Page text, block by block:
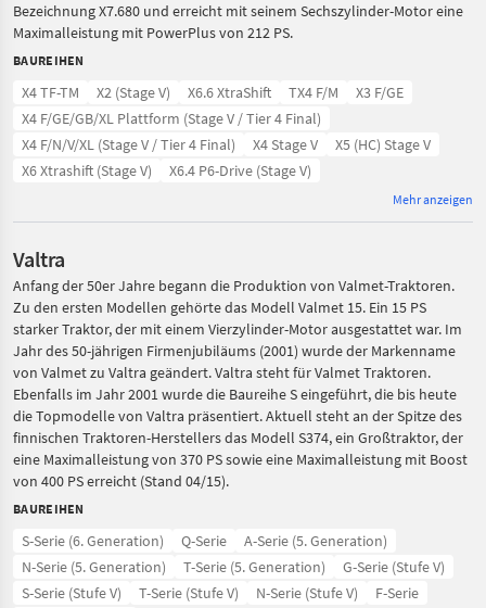
Bezeichnung X7.680 und erreicht mit seinem Sechszylinder-Motor eine
Maximalleistung mit PowerPlus von 212 PS.
BAUREIHEN
X4 TF-TM X2 (Stage V) X6.6 XtraShift TX4 F/M
X3 F/GE
X4 F/GE/GB/XL Plattform (Stage V / Tier 4 Final)
X4 F/N/V/XL (Stage V / Tier 4 Final)
X4 Stage V
X5 (HC) Stage V
X6 Xtrashift (Stage V)
X6.4 P6-Drive (Stage V)
Mehr anzeigen
Valtra
Anfang der 50er Jahre begann die Produktion von Valmet-Traktoren.
Zu den ersten Modellen gehörte das Modell Valmet 15. Ein 15 PS
starker Traktor, der mit einem Vierzylinder-Motor ausgestattet war. Im
Jahr des 50-jährigen Firmenjubiläums (2001) wurde der Markenname
von Valmet zu Valtra geändert. Valtra steht für Valmet Traktoren.
Ebenfalls im Jahr 2001 wurde die Baureihe S eingeführt, die bis heute
die Topmodelle von Valtra präsentiert. Aktuell steht an der Spitze des
finnischen Traktoren-Herstellers das Modell S374, ein Großtraktor, der
eine Maximalleistung von 370 PS sowie eine Maximalleistung mit Boost
von 400 PS erreicht (Stand 04/15).
BAUREIHEN
S-Serie (6. Generation) Q-Serie
A-Serie (5. Generation)
N-Serie (5. Generation)
T-Serie (5. Generation)
G-Serie (Stufe V)
S-Serie (Stufe V)
T-Serie (Stufe V) N-Serie (Stufe V)
F-Serie